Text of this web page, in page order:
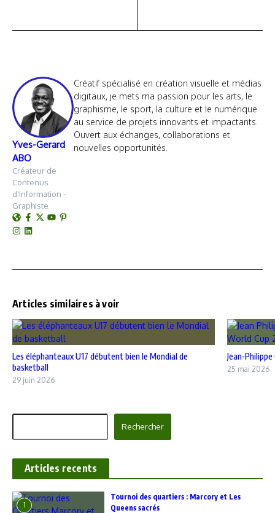
Yves-Gerard
ABO
Créateur de
Contenus
d'Information -
Graphiste
Créatif spécialisé en création visuelle et médias
digitaux, je mets ma passion pour les arts, le
graphisme, le sport, la culture et le numérique
au service de projets innovants et impactants.
Ouvert aux échanges, collaborations et
nouvelles opportunités.
Articles similaires à voir
Les éléphanteaux U17 débutent bien le Mondial de
basketball
29 juin 2026
Jean-
25 mai 2026
Rechercher
Articles recents
1
‎Tournoi des quartiers : Marcory et Les
Queens sacrés